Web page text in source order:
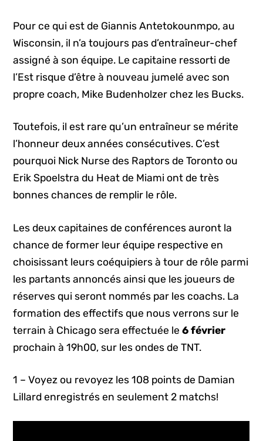
Pour ce qui est de Giannis Antetokounmpo, au
Wisconsin, il n’a toujours pas d’entraîneur-chef
assigné à son équipe. Le capitaine ressorti de
l’Est risque d’être à nouveau jumelé avec son
propre coach, Mike Budenholzer chez les Bucks.
Toutefois, il est rare qu’un entraîneur se mérite
l’honneur deux années consécutives. C’est
pourquoi Nick Nurse des Raptors de Toronto ou
Erik Spoelstra du Heat de Miami ont de très
bonnes chances de remplir le rôle.
Les deux capitaines de conférences auront la
chance de former leur équipe respective en
choisissant leurs coéquipiers à tour de rôle parmi
les partants annoncés ainsi que les joueurs de
réserves qui seront nommés par les coachs. La
formation des effectifs que nous verrons sur le
terrain à Chicago sera effectuée le6 février
prochain à 19h00, sur les ondes de TNT.
1 – Voyez ou revoyez les 108 points de Damian
Lillard enregistrés en seulement 2 matchs!